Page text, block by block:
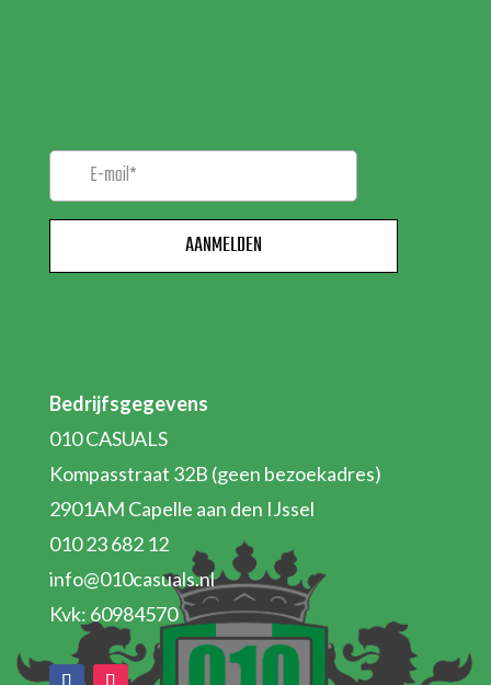
Bedrijfsgegevens
010 CASUALS
Kompasstraat 32B (geen bezoekadres)
2901AM Capelle aan den IJssel
010 23 682 12
info@010casuals.nl
Kvk: 60984570